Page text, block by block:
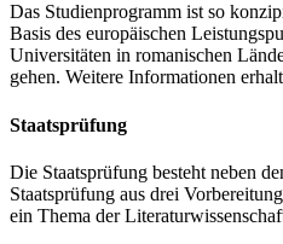
Das Studienprogramm ist so
Basis des europäischen
Universitäten in romanischen
gehen. Weitere Informationen
Staatsprüfung
Die Staatsprüfung besteht neben
Staatsprüfung aus drei
ein Thema der